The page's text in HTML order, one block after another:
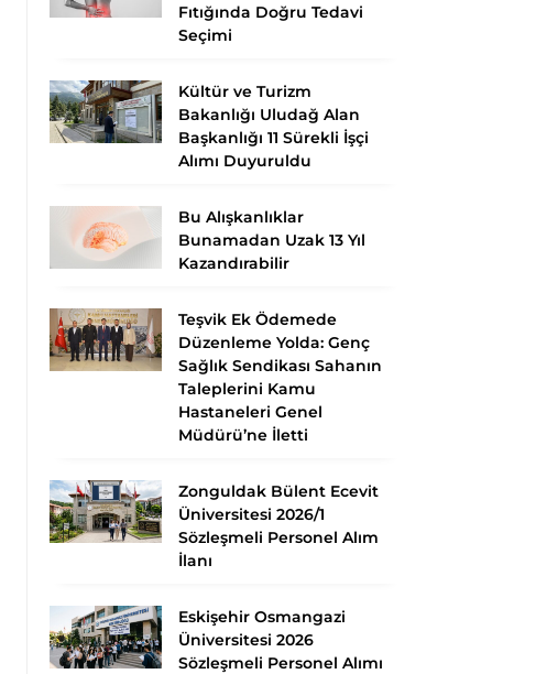
Fıtığında Doğru Tedavi
Seçimi
Kültür ve Turizm
Bakanlığı Uludağ Alan
Başkanlığı 11 Sürekli İşçi
Alımı Duyuruldu
Bu Alışkanlıklar
Bunamadan Uzak 13 Yıl
Kazandırabilir
Teşvik Ek Ödemede
Düzenleme Yolda: Genç
Sağlık Sendikası Sahanın
Taleplerini Kamu
Hastaneleri Genel
Müdürü’ne İletti
Zonguldak Bülent Ecevit
Üniversitesi 2026/1
Sözleşmeli Personel Alım
İlanı
Eskişehir Osmangazi
Üniversitesi 2026
Sözleşmeli Personel Alımı